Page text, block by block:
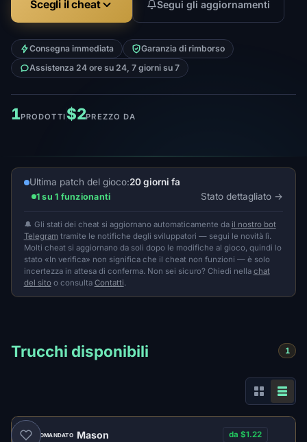
Scegli il cheat Segui gli aggiornamenti
Consegna immediata
Garanzia di rimborso
Assistenza 24 ore su 24, 7 giorni su 7
1PRODOTTI$2PREZZO DA
Ultima patch del gioco:20 giorni fa
1 su 1 funzionanti Stato dettagliato
🔔 Gli stati dei cheat si aggiornano automaticamente da il nostro bot
Telegram tramite le notifiche degli sviluppatori — segui le novità lì.
Molti cheat si aggiornano da soli dopo le modifiche al gioco, quindi lo
stato «In verifica» non significa che il cheat non funzioni — è solo
incertezza in attesa di conferma. Non sei sicuro? Chiedi nella chat
del sitoo consulta Contatti.
Trucchi disponibili 1
RACCOMANDATO Mason da $1.22